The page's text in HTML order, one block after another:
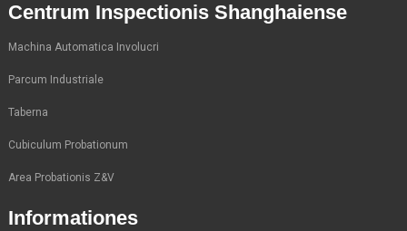
Centrum Inspectionis Shanghaiense
Machina Automatica Involucri
Parcum Industriale
Taberna
Cubiculum Probationum
Area Probationis Z&V
Informationes